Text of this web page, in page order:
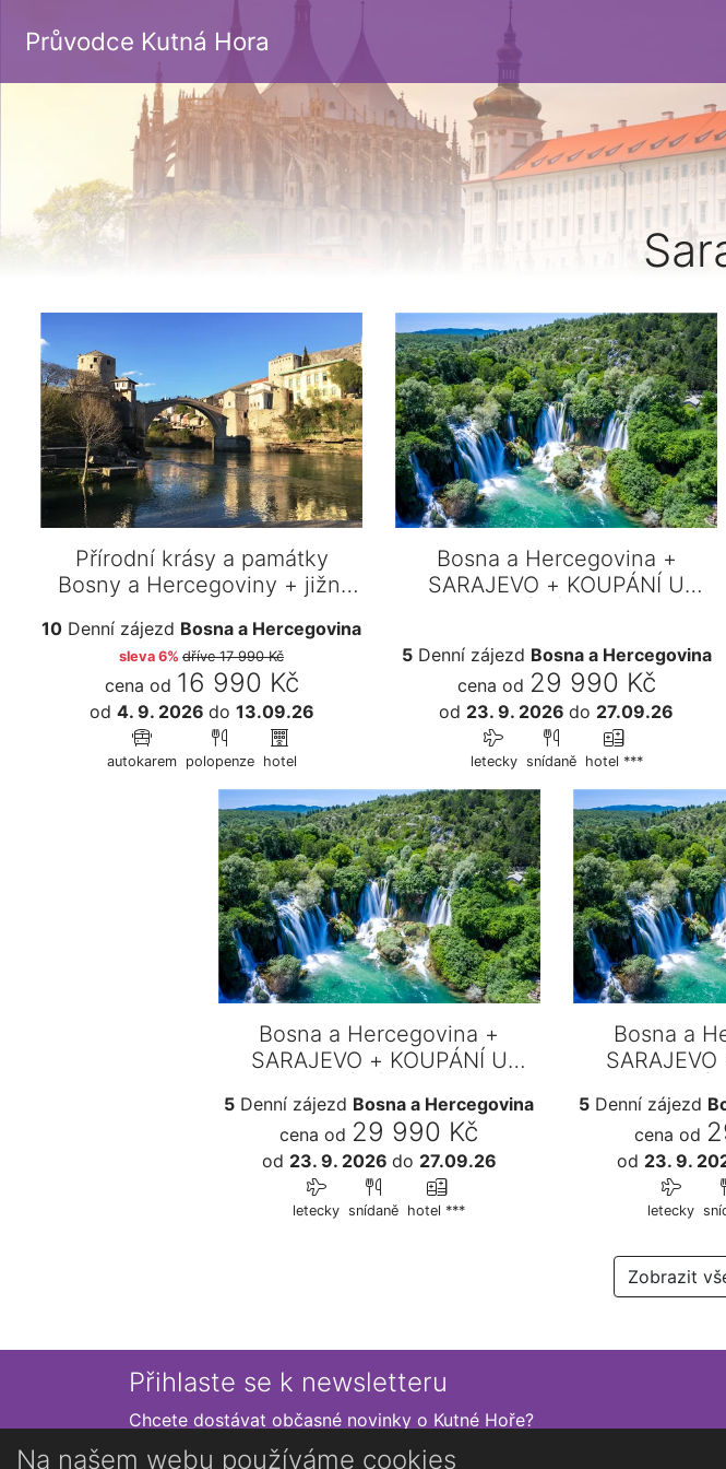
Průvodce Kutná Hora
Přírodní krásy a památky
Bosny a Hercegoviny + jižní
10 Denní zájezd Bosna a Hercegovina
sleva 6% dříve17 990 Kč
cena od 16 990 Kč
od 4. 9. 2026 do 13.09.26
autokarem polopenze hotel
Bosna a Hercegovina +
SARAJEVO + KOUPÁNÍ U
5Denní zájezd Bosna a Hercegovina
cena od 29 990 Kč
od 23. 9. 2026 do 27.09.26
letecky snídaně hotel ***
Bosna a Hercegovina +
SARAJEVO + KOUPÁNÍ U
5 Denní zájezd Bosna a Hercegovina
cena od 29 990 Kč
od 23. 9. 2026 do 27.09.26
letecky snídaně hotel ***
Bosna a
5 Denní zájezd
cena od
od 23. 9.
letecky
Zobrazit
Přihlaste se k newsletteru
Chcete dostávat občasné novinky o Kutné Hoře?
Na našem webu používáme cookies